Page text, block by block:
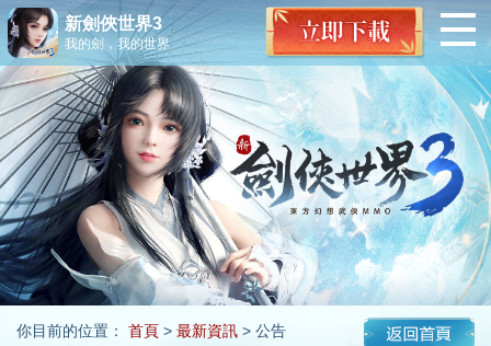
新劍俠世界3
我的劍，我的世界
你目前的位置： 首頁> 最新資訊> 公告